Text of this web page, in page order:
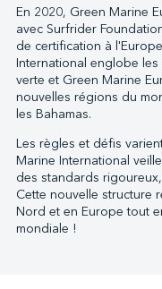
En 2020, Green Marine
avec Surfrider
de certification à
International englobe
verte et Green Marine
nouvelles régions du
les Bahamas.
Les règles et défis
Marine International
des standards
Cette nouvelle structure
Nord et en Europe tout
mondiale !